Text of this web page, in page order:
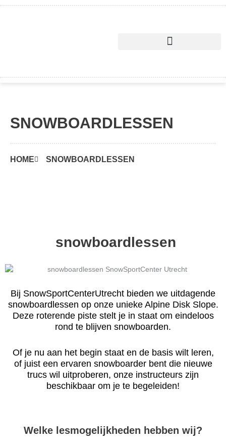
Skip
SNOWBOARDLESSEN
HOME SNOWBOARDLESSEN
snowboardlessen
Bij SnowSportCenterUtrecht bieden we uitdagende
snowboardlessen op onze unieke Alpine Disk Slope.
Deze roterende piste stelt je in staat om eindeloos
rond te blijven snowboarden.
Of je nu aan het begin staat en de basis wilt leren,
of juist een ervaren snowboarder bent die nieuwe
trucs wil uitproberen, onze instructeurs zijn
beschikbaar om je te begeleiden!
Welke lesmogelijkheden hebben wij?